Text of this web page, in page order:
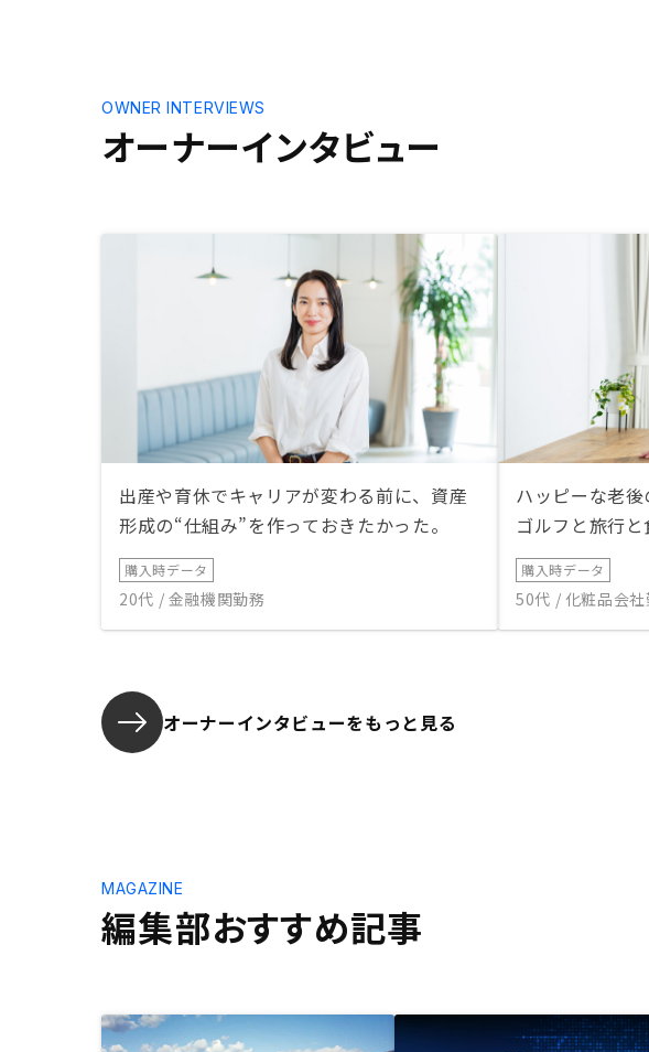
オーナーインタビュー
OWNER INTERVIEWS
出産や育休でキャリアが変わる前に、資産
形成の“仕組み”を作っておきたかった。
購入時データ
20代 / 金融機関勤務
ハッピーな老後
ゴルフと旅行
購入時データ
50代 / 化粧品会社
オーナーインタビューをもっと見る
編集部おすすめ記事
MAGAZINE